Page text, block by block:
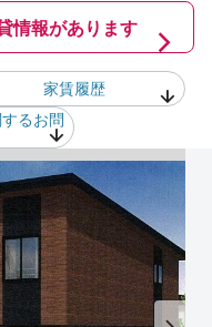
情報があります
家賃履歴
るお問